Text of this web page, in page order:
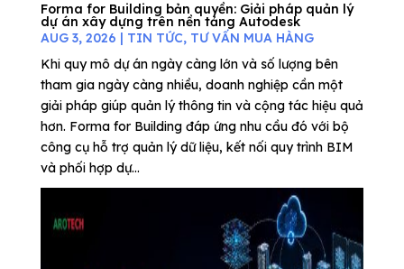
Forma for Building bản quyền: Giải pháp quản lý
dự án xây dựng trên nền tảng Autodesk
AUG 3, 2026 | TIN TỨC, TƯ VẤN MUA HÀNG
Khi quy mô dự án ngày càng lớn và số lượng bên
tham gia ngày càng nhiều, doanh nghiệp cần một
giải pháp giúp quản lý thông tin và cộng tác hiệu quả
hơn. Forma for Building đáp ứng nhu cầu đó với bộ
công cụ hỗ trợ quản lý dữ liệu, kết nối quy trình BIM
và phối hợp dự...